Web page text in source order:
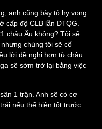
anh cũng bày tỏ hy vọng
cấp độ CLB lẫn ĐTQG.
châu Âu không? Tôi sẽ
chúng tôi sẽ cố
lời đề nghị hơn từ châu
sẽ sớm trở lại bằng việc
1 trận. Anh sẽ có cơ
nếu thể hiện tốt trước